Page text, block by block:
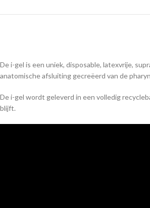
De i-gel is een uniek, disposable, latexvrije,
anatomische afsluiting gecreëerd van de
De i-gel wordt geleverd in een volledig
blijft.